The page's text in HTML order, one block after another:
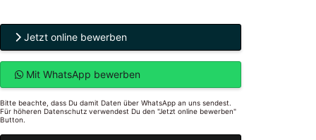
Jetzt online bewerben
Mit WhatsApp bewerben
Bitte beachte, dass Du damit Daten über WhatsApp an uns sendest.
Für höheren Datenschutz verwendest Du den "Jetzt online bewerben"
Button.